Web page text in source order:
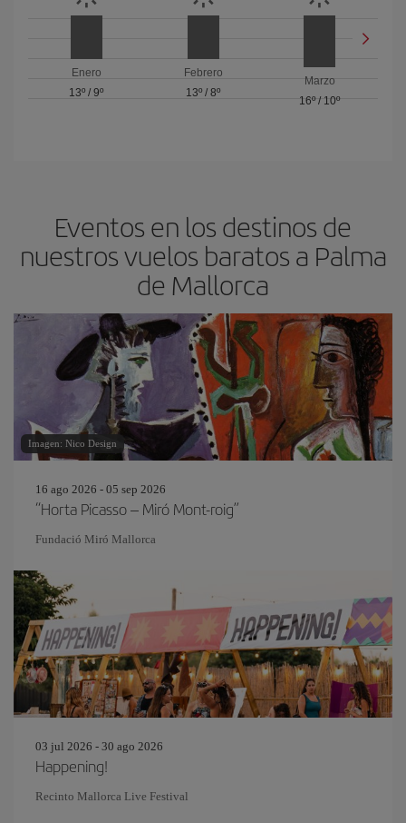
Enero
13º /9º
Febrero
13º / 8º
Marzo
16º/ 10º
Eventos en los destinos de
nuestros vuelos baratos a Palma
de Mallorca
Imagen: Nico Design
16 ago 2026 - 05 sep 2026
“Horta Picasso – Miró Mont-roig”
Fundació Miró Mallorca
03 jul 2026 - 30 ago 2026
Happening!
Recinto Mallorca Live Festival